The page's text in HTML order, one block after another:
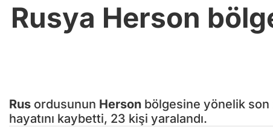
Rusya Herson
Rus ordusunun Herson bölgesine yönelik son
hayatını kaybetti, 23 kişi yaralandı.